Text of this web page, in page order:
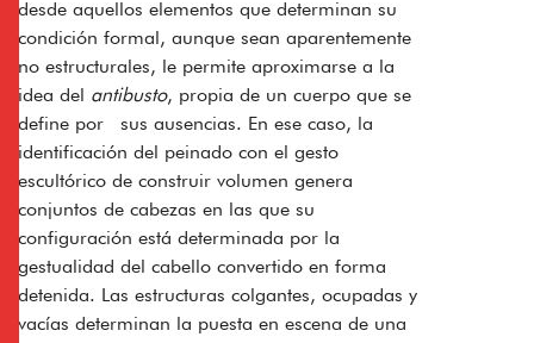
desde aquellos elementos que determinan su
condición formal, aunque sean aparentemente
no estructurales, le permite aproximarse a la
idea del antibusto, propia de un cuerpo que se
define por sus ausencias. En ese caso, la
identificación del peinado con el gesto
escultórico de construir volumen genera
conjuntos de cabezas en las que su
configuración está determinada por la
gestualidad del cabello convertido en forma
detenida. Las estructuras colgantes, ocupadas y
vacías determinan la puesta en escena de una